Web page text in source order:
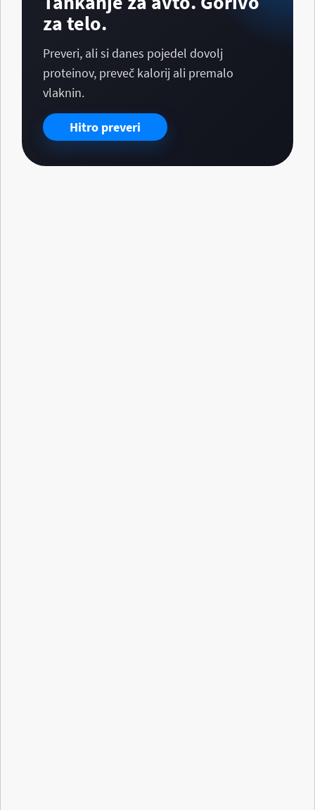
za telo.
Preveri, ali si danes pojedel dovolj
proteinov, preveč kalorij ali premalo
vlaknin.
Hitro preveri